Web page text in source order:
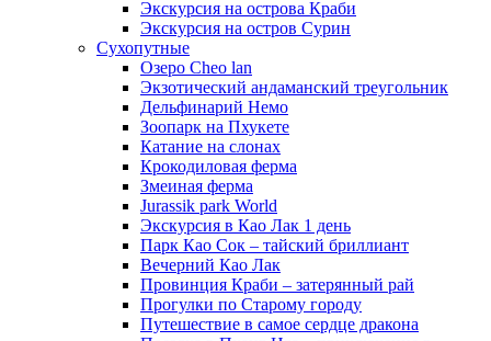
Экскурсия на острова Краби
Экскурсия на остров Сурин
Сухопутные
Озеро Cheo lan
Экзотический андаманский треугольник
Дельфинарий Немо
Зоопарк на Пхукете
Катание на слонах
Крокодиловая ферма
Змеиная ферма
Jurassik park World
Экскурсия в Као Лак 1 день
Парк Као Сок – тайский бриллиант
Вечерний Као Лак
Провинция Краби – затерянный рай
Прогулки по Старому городу
Путешествие в самое сердце дракона